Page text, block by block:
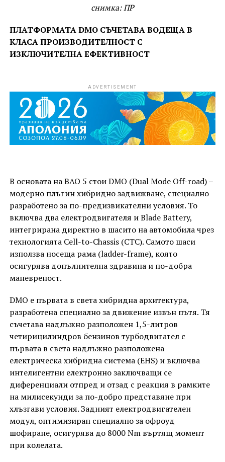
снимка: ПР
ПЛАТФОРМАТА DMO СЪЧЕТАВА ВОДЕЩА В
КЛАСА ПРОИЗВОДИТЕЛНОСТ С
ИЗКЛЮЧИТЕЛНА ЕФЕКТИВНОСТ
ADVERTISEMENT
В основата на BAO 5 стои DMO (Dual Mode Off-road) –
модерно плъгин хибридно задвижване, специално
разработено за по-предизвикателни условия. То
включва два електродвигателя и Blade Battery,
интегрирана директно в шасито на автомобила чрез
технологията Cell-to-Chassis (CTC). Самото шаси
използва носеща рама (ladder-frame), която
осигурява допълнителна здравина и по-добра
маневреност.
DMO е първата в света хибридна архитектура,
разработена специално за движение извън пътя. Тя
съчетава надлъжно разположен 1,5-литров
четирицилиндров бензинов турбодвигател с
първата в света надлъжно разположена
електрическа хибридна система (EHS) и включва
интелигентни електронно заключващи се
диференциали отпред и отзад с реакция в рамките
на милисекунди за по-добро представяне при
хлъзгави условия. Задният електродвигателен
модул, оптимизиран специално за офроуд
шофиране, осигурява до 8000 Nm въртящ момент
при колелата.